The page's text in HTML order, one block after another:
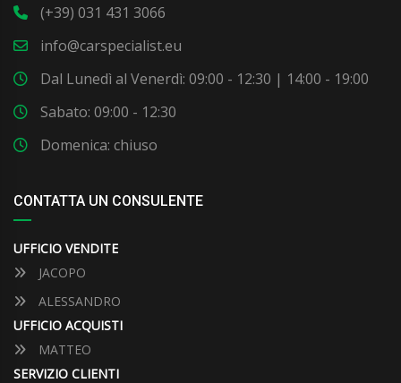
(+39) 031 431 3066
info@carspecialist.eu
Dal Lunedì al Venerdì: 09:00 - 12:30 | 14:00 - 19:00
Sabato: 09:00 - 12:30
Domenica: chiuso
CONTATTA UN CONSULENTE
UFFICIO VENDITE
JACOPO
ALESSANDRO
UFFICIO ACQUISTI
MATTEO
SERVIZIO CLIENTI